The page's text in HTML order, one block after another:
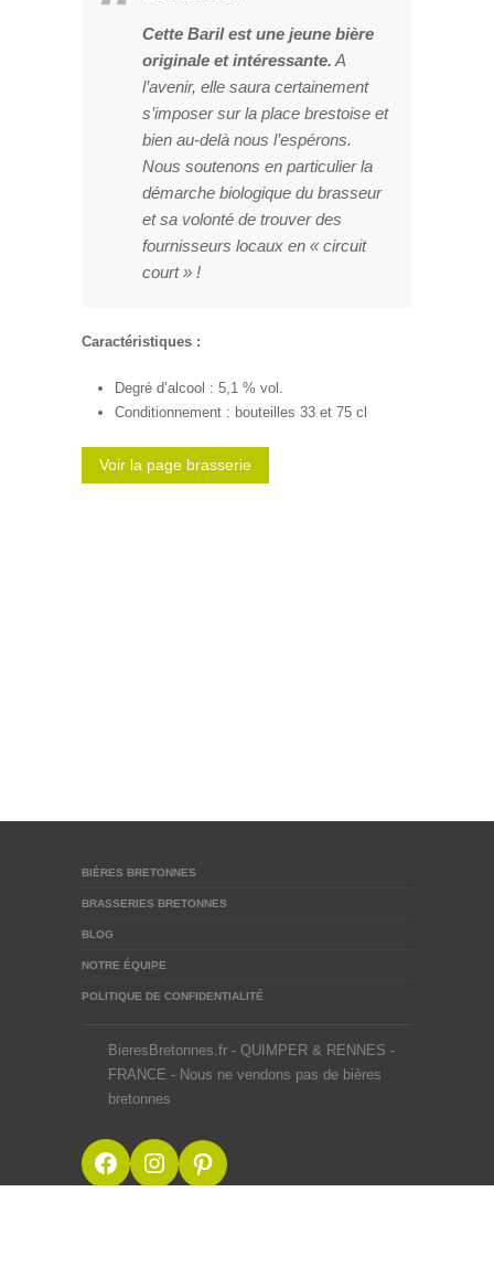
Cette Baril est une jeune bière
originale et intéressante. A
l’avenir, elle saura certainement
s’imposer sur la place brestoise et
bien au-delà nous l’espérons.
Nous soutenons en particulier la
démarche biologique du brasseur
et sa volonté de trouver des
fournisseurs locaux en « circuit
court » !
Caractéristiques :
Degré d’alcool : 5,1 % vol.
Conditionnement : bouteilles 33 et 75 cl
Voir la page brasserie
BIÈRES BRETONNES
BRASSERIES BRETONNES
BLOG
NOTRE ÉQUIPE
POLITIQUE DE CONFIDENTIALITÉ
BieresBretonnes.fr - QUIMPER & RENNES -
FRANCE - Nous ne vendons pas de bières
bretonnes
Facebook
Instagram
Pinterest